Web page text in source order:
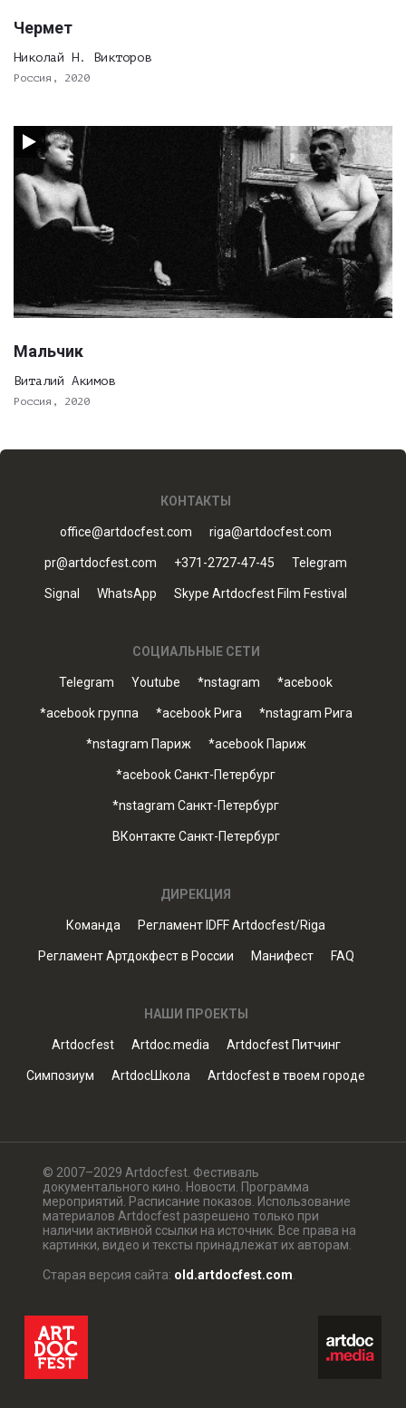
Чермет
Николай Н. Викторов
Россия, 2020
Мальчик
Виталий Акимов
Россия, 2020
КОНТАКТЫ
office@artdocfest.com riga@artdocfest.com
pr@artdocfest.com +371-2727-47-45 Telegram
Signal WhatsApp Skype Artdocfest Film Festival
СОЦИАЛЬНЫЕ СЕТИ
Telegram Youtube *nstagram *acebook
*acebook группа *acebook Рига *nstagram Рига
*nstagram Париж *acebook Париж
*acebook Санкт-Петербург
*nstagram Санкт-Петербург
ВКонтакте Санкт-Петербург
ДИРЕКЦИЯ
Команда Регламент IDFF Artdocfest/Riga
Регламент Артдокфест в России Манифест FAQ
НАШИ ПРОЕКТЫ
Artdocfest Artdoc.media Artdocfest Питчинг
Симпозиум ArtdocШкола Artdocfest в твоем городе
© 2007–2029 Artdocfest. Фестиваль
документального кино. Новости. Программа
мероприятий. Расписание показов. Использование
материалов Artdocfest разрешено только при
наличии активной ссылки на источник. Все права на
картинки, видео и тексты принадлежат их авторам.
Старая версия сайта: old.artdocfest.com